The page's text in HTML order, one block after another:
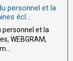
personnel et la
écl...
et la
WEBGRAM,